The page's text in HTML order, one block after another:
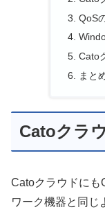
QoS
Cato
まと
Catoクラ
Catoクラウドにも
ワーク機器と同じ